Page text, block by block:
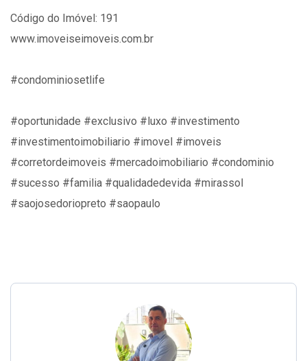
Código do Imóvel: 191
www.imoveiseimoveis.com.br
#condominiosetlife
#oportunidade #exclusivo #luxo #investimento
#investimentoimobiliario #imovel #imoveis
#corretordeimoveis #mercadoimobiliario #condominio
#sucesso #familia #qualidadedevida #mirassol
#saojosedoriopreto #saopaulo